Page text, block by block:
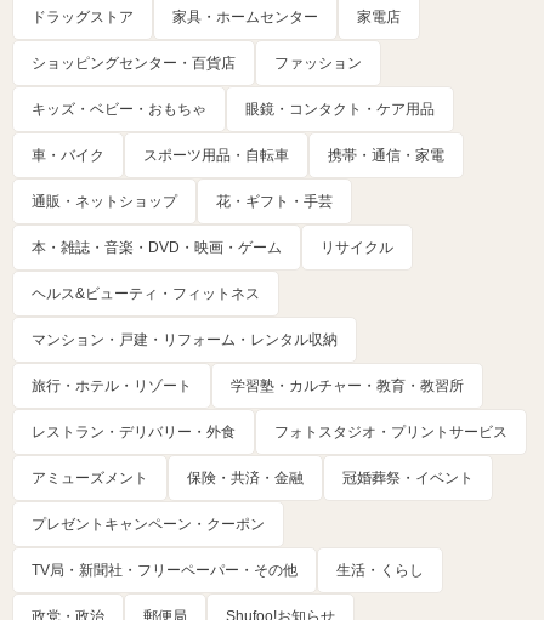
ドラッグストア 家具・ホームセンター 家電店
ショッピングセンター・百貨店 ファッション
キッズ・ベビー・おもちゃ 眼鏡・コンタクト・ケア用品
車・バイク スポーツ用品・自転車 携帯・通信・家電
通販・ネットショップ 花・ギフト・手芸
本・雑誌・音楽・DVD・映画・ゲーム リサイクル
ヘルス&ビューティ・フィットネス
マンション・戸建・リフォーム・レンタル収納
旅行・ホテル・リゾート 学習塾・カルチャー・教育・教習所
レストラン・デリバリー・外食 フォトスタジオ・プリントサービス
アミューズメント 保険・共済・金融 冠婚葬祭・イベント
プレゼントキャンペーン・クーポン
TV局・新聞社・フリーペーパー・その他 生活・くらし